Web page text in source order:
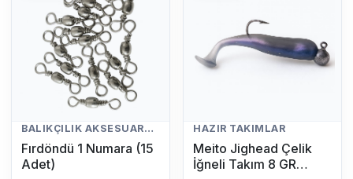
BALIKÇILIK AKSESUARLARI
Fırdöndü 1 Numara (15
Adet)
HAZIR TAKIMLAR
Meito Jighead Çelik
İğneli Takım 8 GR